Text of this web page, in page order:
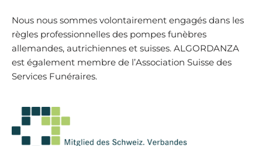
Nous nous sommes volontairement engagés dans les
règles professionnelles des pompes funèbres
allemandes, autrichiennes et suisses. ALGORDANZA
est également membre de l’Association Suisse des
Services Funéraires.